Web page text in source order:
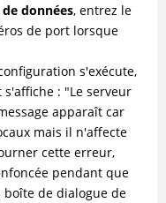
données, entrez le
de port lorsque
s'exécute,
: "Le serveur
apparaît car
mais il n'affecte
cette erreur,
pendant que
boîte de dialogue de